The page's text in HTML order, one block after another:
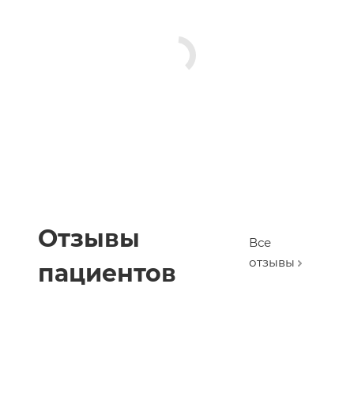
Отзывы
пациентов
Все
отзывы